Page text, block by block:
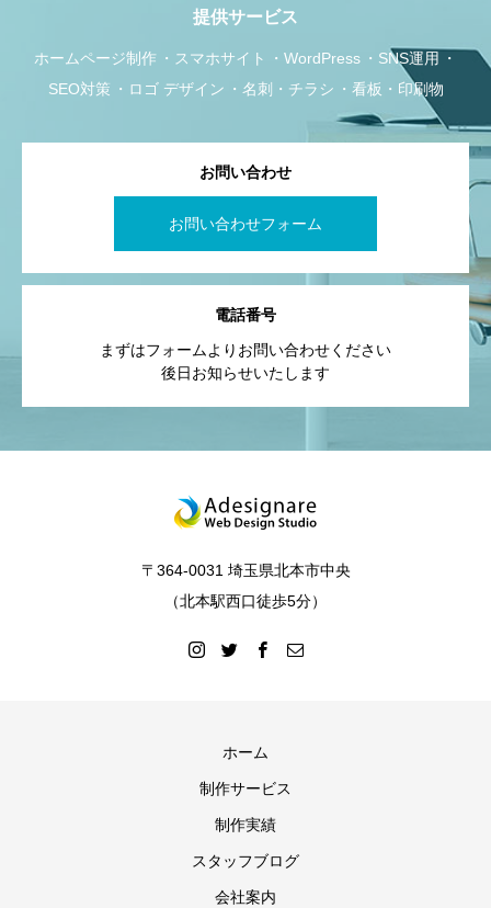
提供サービス
ホームページ制作 スマホサイト WordPress
SNS運用
SEO対策
ロゴ デザイン 名刺・チラシ 看板・印刷物
お問い合わせ
お問い合わせフォーム
電話番号
まずはフォームよりお問い合わせください
後日お知らせいたします
〒364-0031 埼玉県北本市中央
（北本駅西口徒歩5分）
ホーム
制作サービス
制作実績
スタッフブログ
会社案内